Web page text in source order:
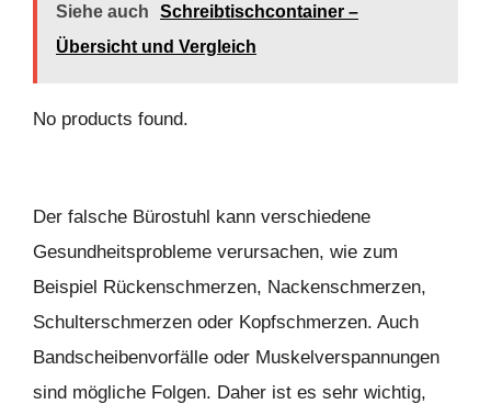
Siehe auch
Schreibtischcontainer –
Übersicht und Vergleich
No products found.
Der falsche Bürostuhl kann verschiedene
Gesundheitsprobleme verursachen, wie zum
Beispiel Rückenschmerzen, Nackenschmerzen,
Schulterschmerzen oder Kopfschmerzen. Auch
Bandscheibenvorfälle oder Muskelverspannungen
sind mögliche Folgen. Daher ist es sehr wichtig,